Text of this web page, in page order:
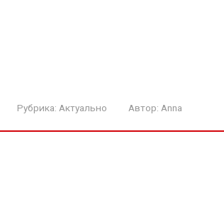
Рубрика: Актуально Автор: Anna